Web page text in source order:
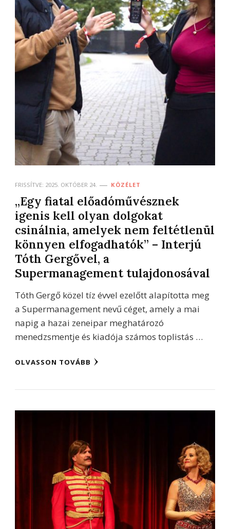
FRISSÍTVE: 2025. OKTÓBER 24. KÖZÉLET
„Egy fiatal előadóművésznek
igenis kell olyan dolgokat
csinálnia, amelyek nem feltétlenül
könnyen elfogadhatók” – Interjú
Tóth Gergővel, a
Supermanagement tulajdonosával
Tóth Gergő közel tíz évvel ezelőtt alapította meg
a Supermanagement nevű céget, amely a mai
napig a hazai zeneipar meghatározó
menedzsmentje és kiadója számos toplistás …
OLVASSON TOVÁBB